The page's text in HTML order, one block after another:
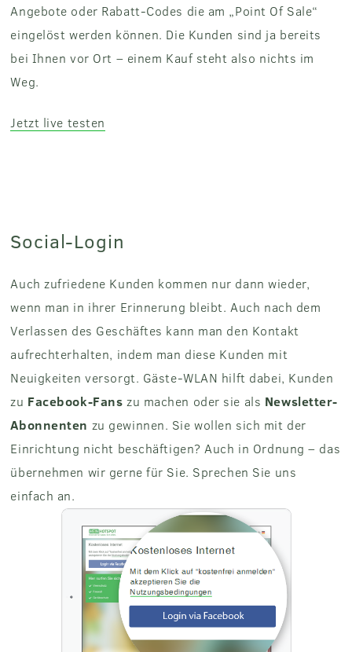
Angebote oder Rabatt-Codes die am „Point Of Sale“
eingelöst werden können. Die Kunden sind ja bereits
bei Ihnen vor Ort – einem Kauf steht also nichts im
Weg.
Jetzt live testen
Social-Login
Auch zufriedene Kunden kommen nur dann wieder,
wenn man in ihrer Erinnerung bleibt. Auch nach dem
Verlassen des Geschäftes kann man den Kontakt
aufrechterhalten, indem man diese Kunden mit
Neuigkeiten versorgt. Gäste-WLAN hilft dabei, Kunden
zu Facebook-Fans zu machen oder sie als Newsletter-
Abonnenten zu gewinnen. Sie wollen sich mit der
Einrichtung nicht beschäftigen? Auch in Ordnung – das
übernehmen wir gerne für Sie. Sprechen Sie uns
einfach an.